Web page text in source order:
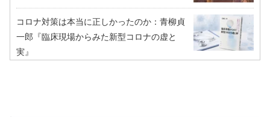
コロナ対策は本当に正しかったのか：青柳貞
一郎『臨床現場からみた新型コロナの虚と
実』